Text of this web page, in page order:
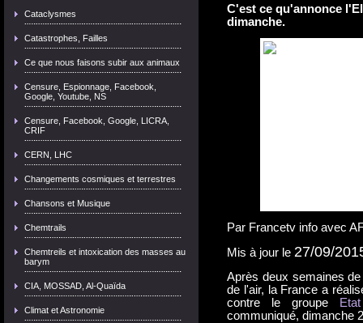
Cataclysmes
Catastrophes, Failles
Ce que nous faisons subir aux animaux
Censure, Espionnage, Facebook,
Google, Youtube, NS
Censure, Facebook, Google, LICRA,
CRIF
CERN, LHC
Changements cosmiques et terrestres
Chansons et Musique
Chemtrails
Chemtreils et intoxication des masses au
barym
CIA, MOSSAD, Al-Quaïda
Climat et Astronomie
C'est ce qu'annonce
dimanche.
Par Francetv info avec
Mis à jour le 27/09/
Après deux semaines
de l'air, la France a
contre le groupe
communiqué, dimanche